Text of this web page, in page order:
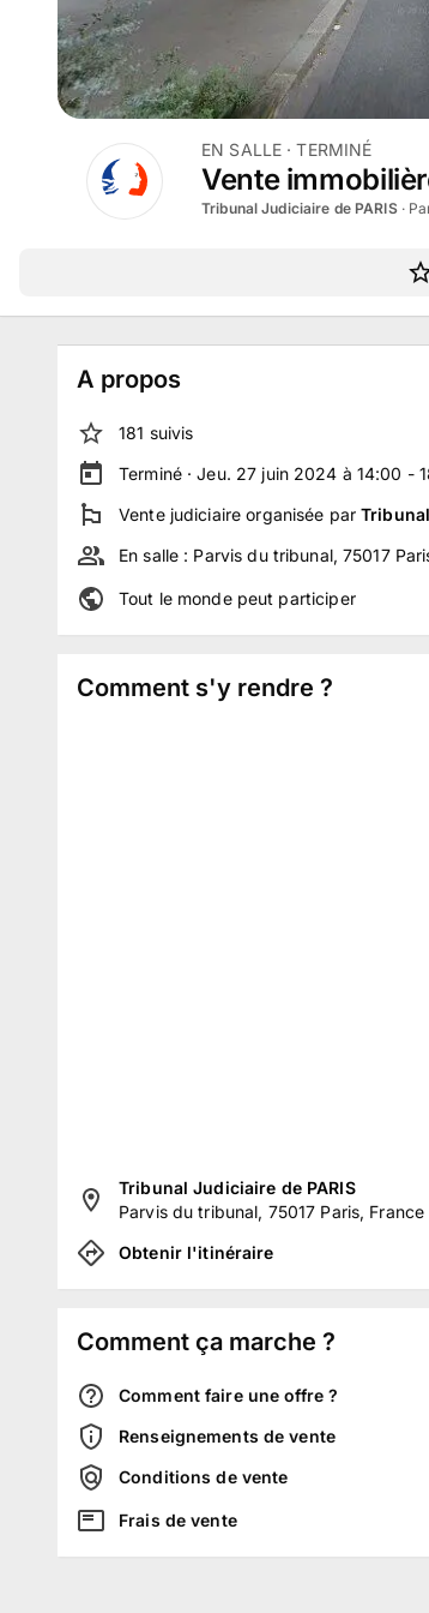
EN SALLE · TERMINÉ
Vente
Tribunal Judiciaire de PARIS·
A propos
181 suivis
Terminé ·Jeu. 27 juin 2024 à 14:00 -
Vente judiciaire organisée par
En salle : Parvis du tribunal, 75017
Tout le monde peut participer
Comment s'y rendre ?
Tribunal Judiciaire de PARIS
Parvis du tribunal, 75017 Paris, France
Obtenir l'itinéraire
Comment ça marche ?
Comment faire une offre ?
Renseignements de vente
Conditions de vente
Frais de vente